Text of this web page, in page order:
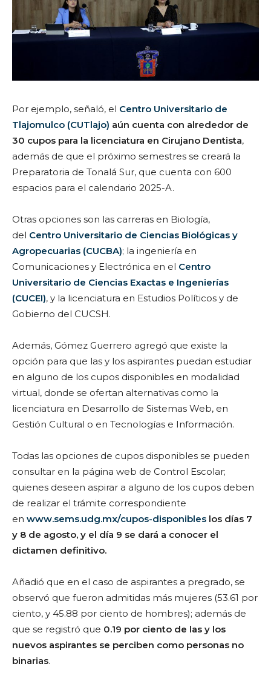
Por ejemplo, señaló, el Centro Universitario de
Tlajomulco (CUTlajo) aún cuenta con alrededor de
30 cupos para la licenciatura en Cirujano Dentista,
además de que el próximo semestres se creará la
Preparatoria de Tonalá Sur, que cuenta con 600
espacios para el calendario 2025-A.
Otras opciones son las carreras en Biología,
del Centro Universitario de Ciencias Biológicas y
Agropecuarias (CUCBA); la ingeniería en
Comunicaciones y Electrónica en el Centro
Universitario de Ciencias Exactas e Ingenierías
(CUCEI), y la licenciatura en Estudios Políticos y de
Gobierno del CUCSH.
Además, Gómez Guerrero agregó que existe la
opción para que las y los aspirantes puedan estudiar
en alguno de los cupos disponibles en modalidad
virtual, donde se ofertan alternativas como la
licenciatura en Desarrollo de Sistemas Web, en
Gestión Cultural o en Tecnologías e Información.
Todas las opciones de cupos disponibles se pueden
consultar en la página web de Control Escolar;
quienes deseen aspirar a alguno de los cupos deben
de realizar el trámite correspondiente
en www.sems.udg.mx/cupos-disponibles los días 7
y 8 de agosto, y el día 9 se dará a conocer el
dictamen definitivo.
Añadió que en el caso de aspirantes a pregrado, se
observó que fueron admitidas más mujeres (53.61 por
ciento, y 45.88 por ciento de hombres); además de
que se registró que 0.19 por ciento de las y los
nuevos aspirantes se perciben como personas no
binarias.